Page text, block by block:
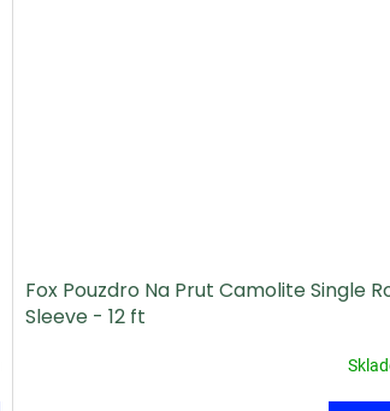
Fox Pouzdro Na Prut Camolite Single
Sleeve - 12 ft